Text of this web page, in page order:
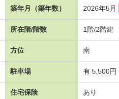
築年月（築年数） 2026年5月
所在階/階数 1階/2階建
方位 南
駐車場 有 5,500円
住宅保険 あり